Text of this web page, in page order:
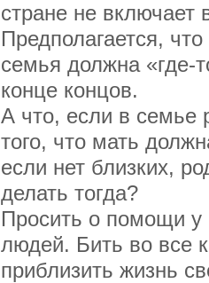
стране не включает
Предполагается,
семья должна «где-
конце концов.
А что, если в семье
того, что мать
если нет близких,
делать тогда?
Просить о помощи у
людей. Бить во все
приблизить жизнь